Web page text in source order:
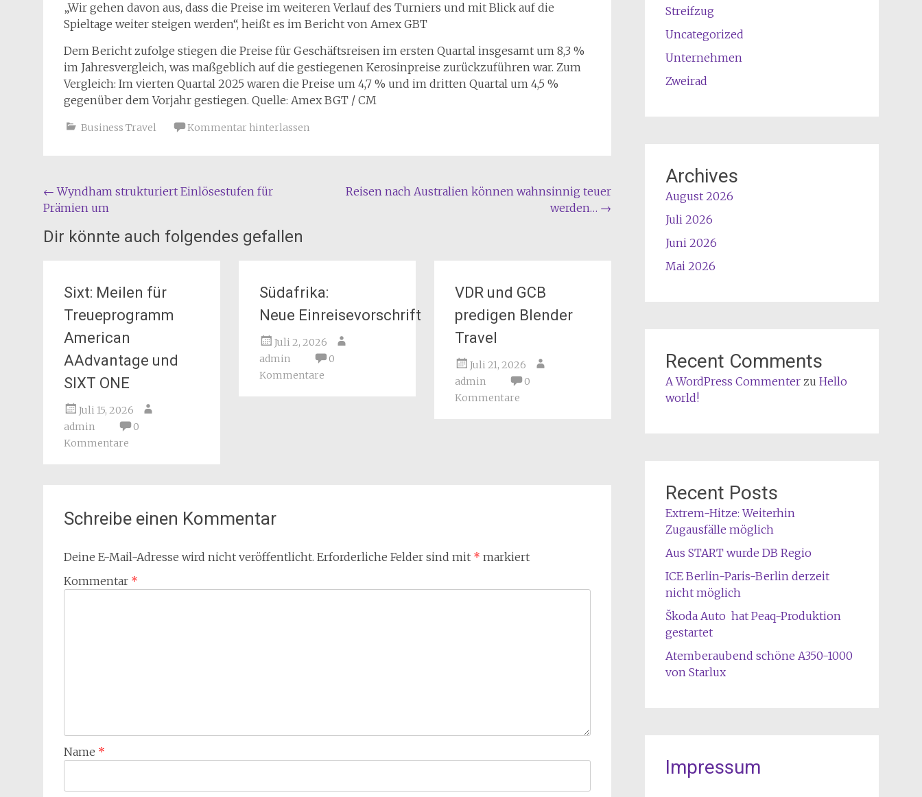
„Wir gehen davon aus, dass die Preise im weiteren Verlauf des Turniers und mit Blick auf die
Spieltage weiter steigen werden“, heißt es im Bericht von Amex GBT
Dem Bericht zufolge stiegen die Preise für Geschäftsreisen im ersten Quartal insgesamt um 8,3 %
im Jahresvergleich, was maßgeblich auf die gestiegenen Kerosinpreise zurückzuführen war. Zum
Vergleich: Im vierten Quartal 2025 waren die Preise um 4,7 % und im dritten Quartal um 4,5 %
gegenüber dem Vorjahr gestiegen. Quelle: Amex BGT / CM
Business Travel Kommentar hinterlassen
Beitragsnavigation
← Wyndham strukturiert Einlösestufen für
Prämien um
Reisen nach Australien können wahnsinnig teuer
werden… →
Dir könnte auch folgendes gefallen
Sixt: Meilen für
Treueprogramm
American
AAdvantage und
SIXT ONE
Juli 15, 2026
admin
0
Kommentare
Südafrika:
Neue Einreisevorschrift
Juli 2, 2026
admin
0
Kommentare
VDR und GCB
predigen Blender
Travel
Juli 21, 2026
admin
0
Kommentare
Schreibe einen Kommentar
Deine E-Mail-Adresse wird nicht veröffentlicht. Erforderliche Felder sind mit * markiert
Kommentar *
Name *
Streifzug
Uncategorized
Unternehmen
Zweirad
Archives
August 2026
Juli 2026
Juni 2026
Mai 2026
Recent Comments
A WordPress Commenterzu Hello
world!
Recent Posts
Extrem-Hitze: Weiterhin
Zugausfälle möglich
Aus START wurde DB Regio
ICE Berlin-Paris-Berlin derzeit
nicht möglich
Škoda Auto hat Peaq-Produktion
gestartet
Atemberaubend schöne A350-1000
von Starlux
Impressum